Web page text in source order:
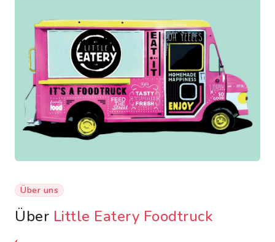
Über uns
Über Little Eatery Foodtruck